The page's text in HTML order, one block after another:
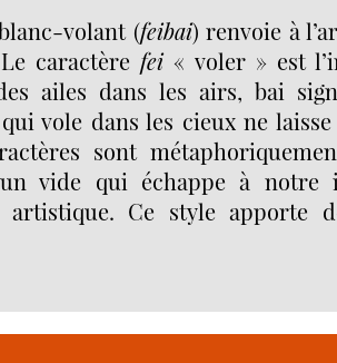
volant (feibai) renvoie à
caractèrefei« voler » est
ailes dans les airs, bai
qui vole dans les cieux ne
sont
vide qui échappe à notre
artistique. Ce style apporte